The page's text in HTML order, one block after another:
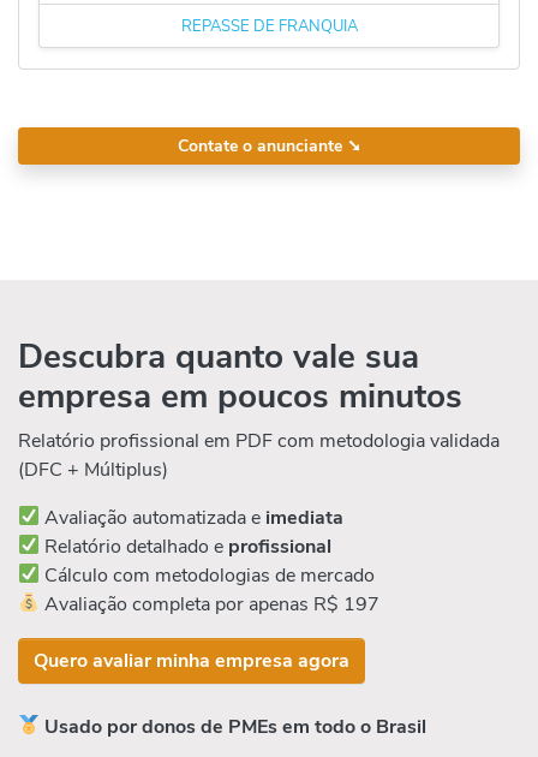
REPASSE DE FRANQUIA
Contate o anunciante ➘
Descubra quanto vale sua
empresa em poucos minutos
Relatório profissional em PDF com metodologia validada
(DFC + Múltiplus)
Avaliação automatizada e imediata
Relatório detalhado e profissional
Cálculo com metodologias de mercado
Avaliação completa por apenas R$ 197
Quero avaliar minha empresa agora
Usado por donos de PMEs em todo o Brasil